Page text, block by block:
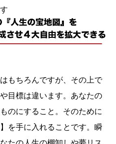
もちろんですが、その上で
目標は違います。あなたの
のにすること。そのために
を手に入れることです。瞬